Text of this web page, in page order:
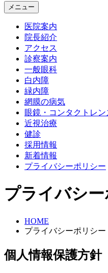
メニュー
医院案内
院長紹介
アクセス
診察案内
一般眼科
白内障
緑内障
網膜の病気
眼鏡・コンタクトレン
近視治療
健診
採用情報
新着情報
プライバシーポリシー
プライバシ
HOME
プライバシーポリシー
個人情報保護方針